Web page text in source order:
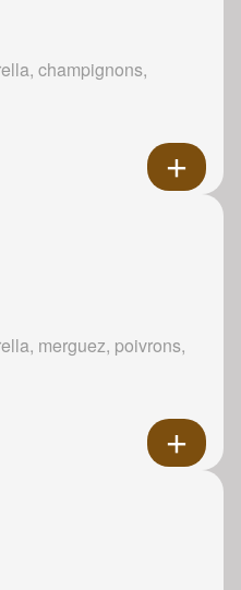
champignons,
merguez, poivrons,